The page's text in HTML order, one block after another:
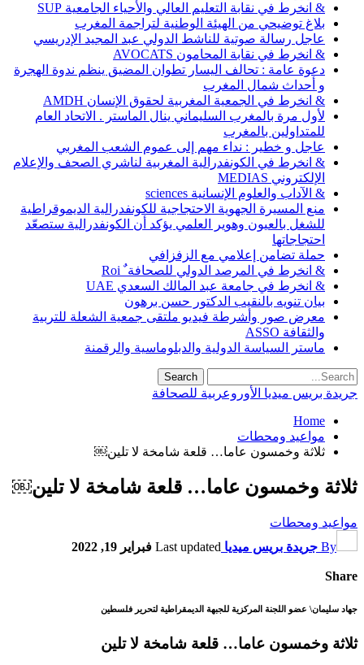
& انخرط في نقابة التعليم العالي والأحياء الجامعية SUP
بلاغ توضيحي من الهيئة الوطنية لتراجمة المغرب
عاجل رسالة صوتية للناشط الدولي عبد المجيد الإدريسي
& انخرط في نقابة المحامون AVOCATS
دعوة عامة : تحالف اليسار تطوان المضيق ينظم ندوة الهجرة
و أحداث شمال المغرب
& انخرط في الجمعية المغربية لحقوق الإنسان AMDH
لأول مرة بالمغرب السليماني ينال الماستر . الاتحاد العام
للمتداولين بالمغرب
عاجل و خطير : نداء مهم إلى عموم الشعب المغربي
& انخرط في الكونفدرالية المغربية لناشري الصحف والإعلام
الإلكتروني MEDIAS
& الآداب والعلوم الإنسانية sciences
منع المسيرة الجهوية الاحتجاجية للكونفدرالية الديموقراطية
للشغل بالعيون وهوير العلمي يؤكد أن الكونفدرالية ستصعّد
احتجاجاتها
حملة تضامن إعلامي مع الزفزافي
& انخرط في المرصد الدولي للصحافة ٌ Roi
& انخرط في جامعة عبد المالك السعدي UAE
بيان تنويه بالنقيب الدكتور حسن برهون
معرض صور وأشرطة فيديو ملتقى جمعية الشعلة للتربية
والثقافة ASSO
ماستر السياسة الدولية والدبلوماسية والرقمنة
جريدة بريس ميديا الأوروعربية للصحافة
Home
مواعيد ومحطات
ثلاثة وخمسون عاما… قلعة شامخة لا تلين￼
ثلاثة وخمسون عاما… قلعة شامخة لا تلين￼
مواعيد ومحطات
By جريدة بريس ميديا Last updated فبراير 19, 2022
Share
جهاد سليمان\ عضو اللجنة المركزية للجبهة الديمقراطية لتحرير فلسطين
ثلاثة وخمسون عاما… قلعة شامخة لا تلين